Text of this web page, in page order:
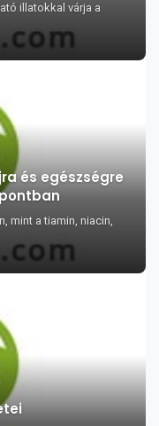
illatokkal várja a
és egészségre
mint a tiamin, niacin,